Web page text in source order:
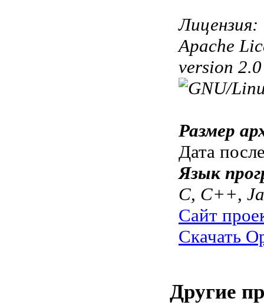
Лицензия:
Apache
version
Размер
Дата
Язык
C, C++,
Сайт
Скачать
Другие